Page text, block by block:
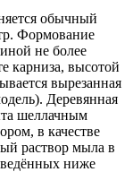
обычный
Формование
не более
карниза, высотой
вырезанная
Деревянная
шеллачным
в качестве
раствор мыла в
ниже